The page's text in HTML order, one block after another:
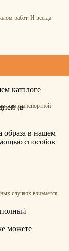
работ. И всегда
или транспортной
случаях взимается
каталоге
(в
образа в нашем
способов
полный
можете